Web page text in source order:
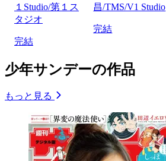
１Studio/第１ス
タジオ
完結
昌/TMS/V1 Studio
完結
少年サンデーの作品
もっと見る